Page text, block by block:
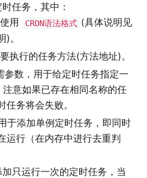
任务，其中：
用 CRON语法格式 (具体说明见
。
执行的任务方法(方法地址)。
参数，用于给定时任务指定一
注意如果已存在相同名称的任
务将会失败。
于添加单例定时任务，即同时
运行（在内存中进行去重判
只运行一次的定时任务，当